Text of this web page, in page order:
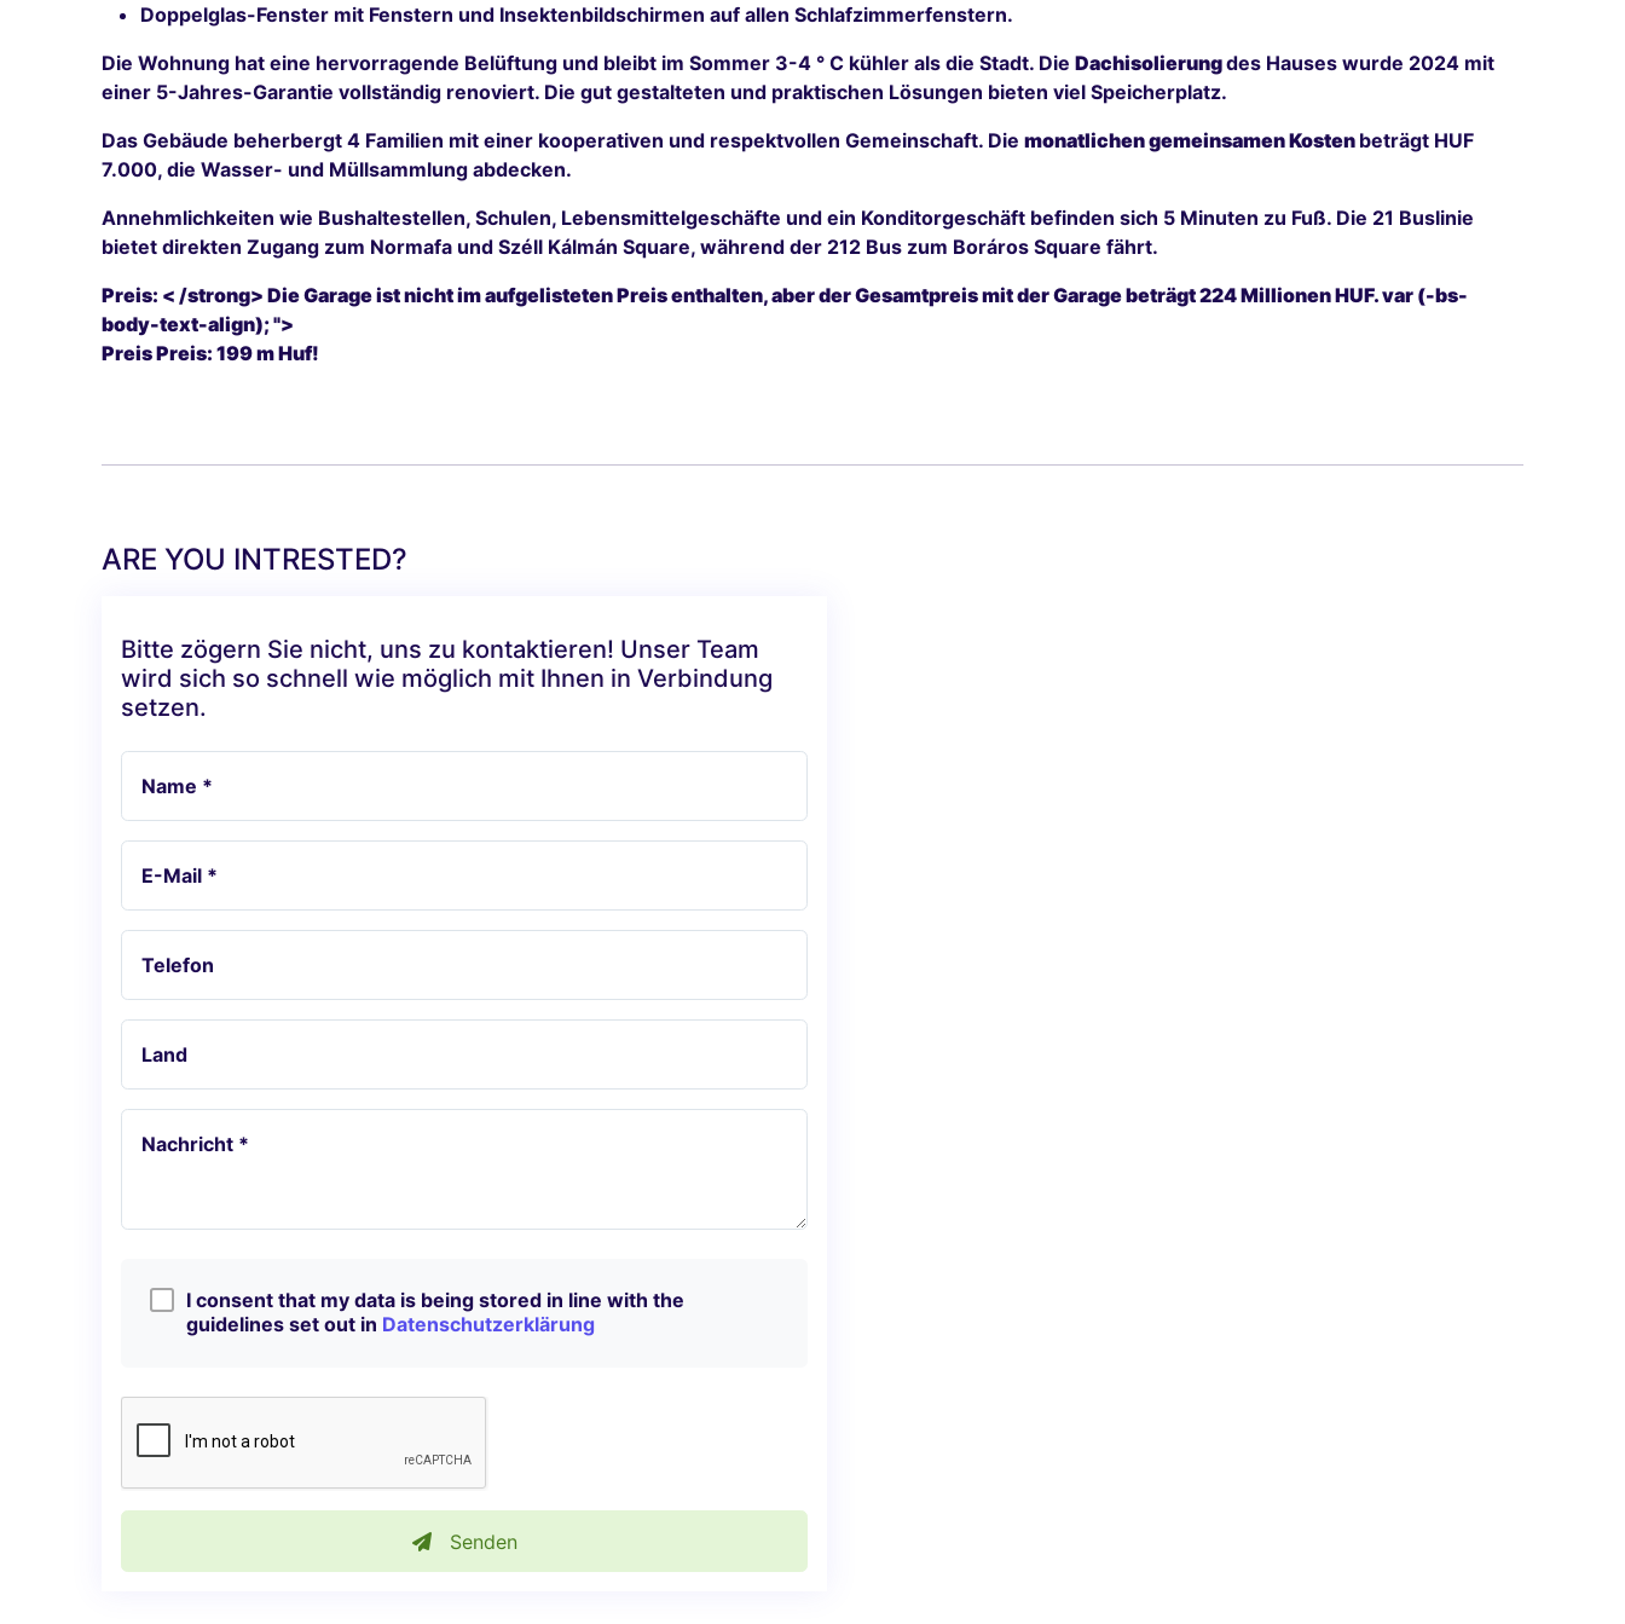
Doppelglas-Fenster mit Fenstern und Insektenbildschirmen auf allen Schlafzimmerfenstern.
Die Wohnung hat eine hervorragende Belüftung und bleibt im Sommer 3-4 ° C kühler als die Stadt. Die Dachisolierungdes Hauses wurde 2024 mit
einer 5-Jahres-Garantie vollständig renoviert. Die gut gestalteten und praktischen Lösungen bieten viel Speicherplatz.
Das Gebäude beherbergt 4 Familien mit einer kooperativen und respektvollen Gemeinschaft. Die monatlichen gemeinsamen Kosten beträgt HUF
7.000, die Wasser- und Müllsammlung abdecken.
Annehmlichkeiten wie Bushaltestellen, Schulen, Lebensmittelgeschäfte und ein Konditorgeschäft befinden sich 5 Minuten zu Fuß. Die 21 Buslinie
bietet direkten Zugang zum Normafa und Széll Kálmán Square, während der 212 Bus zum Boráros Square fährt.
Preis: < /strong> Die Garage ist nicht im aufgelisteten Preis enthalten, aber der Gesamtpreis mit der Garage beträgt 224 Millionen HUF. var (-bs-
body-text-align); ">
Preis Preis: 199 m Huf!
ARE YOU INTRESTED?
Bitte zögern Sie nicht, uns zu kontaktieren! Unser Team
wird sich so schnell wie möglich mit Ihnen in Verbindung
setzen.
Name *
E-Mail *
Telefon
Land
Nachricht *
I consent that my data is being stored in line with the
guidelines set out in Datenschutzerklärung
Senden